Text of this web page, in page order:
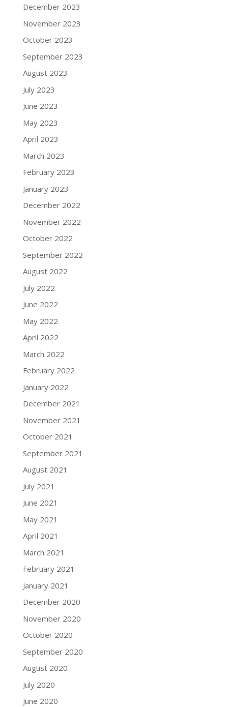
December 2023
November 2023
October 2023
September 2023
August 2023
July 2023
June 2023
May 2023
April 2023
March 2023
February 2023
January 2023
December 2022
November 2022
October 2022
September 2022
August 2022
July 2022
June 2022
May 2022
April 2022
March 2022
February 2022
January 2022
December 2021
November 2021
October 2021
September 2021
August 2021
July 2021
June 2021
May 2021
April 2021
March 2021
February 2021
January 2021
December 2020
November 2020
October 2020
September 2020
August 2020
July 2020
June 2020